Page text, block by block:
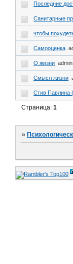
Последние
Санитарные
чтобы
Самооценка
О жизни admin
Смысл жизни
Стив Павлина
Страница:1
»